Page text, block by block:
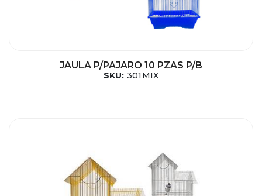
JAULA P/PAJARO 10 PZAS P/B
SKU: 301MIX